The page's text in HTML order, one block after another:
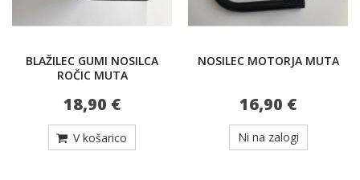
BLAŽILEC GUMI NOSILCA
ROČIC MUTA
18,90 €
V košarico
NOSILEC MOTORJA MUTA
16,90 €
Ni na zalogi